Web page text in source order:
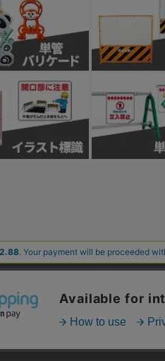
だくため、またサイトの利便性